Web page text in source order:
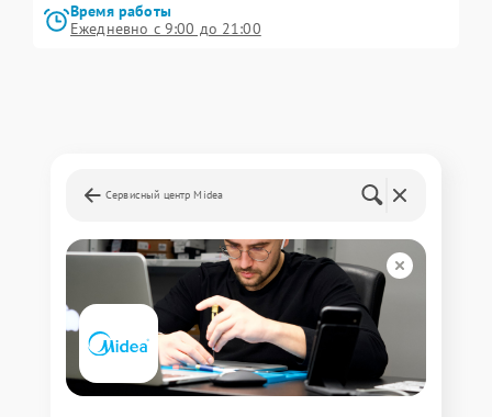
Время работы
Ежедневно с 9:00 до 21:00
Сервисный центр Midea